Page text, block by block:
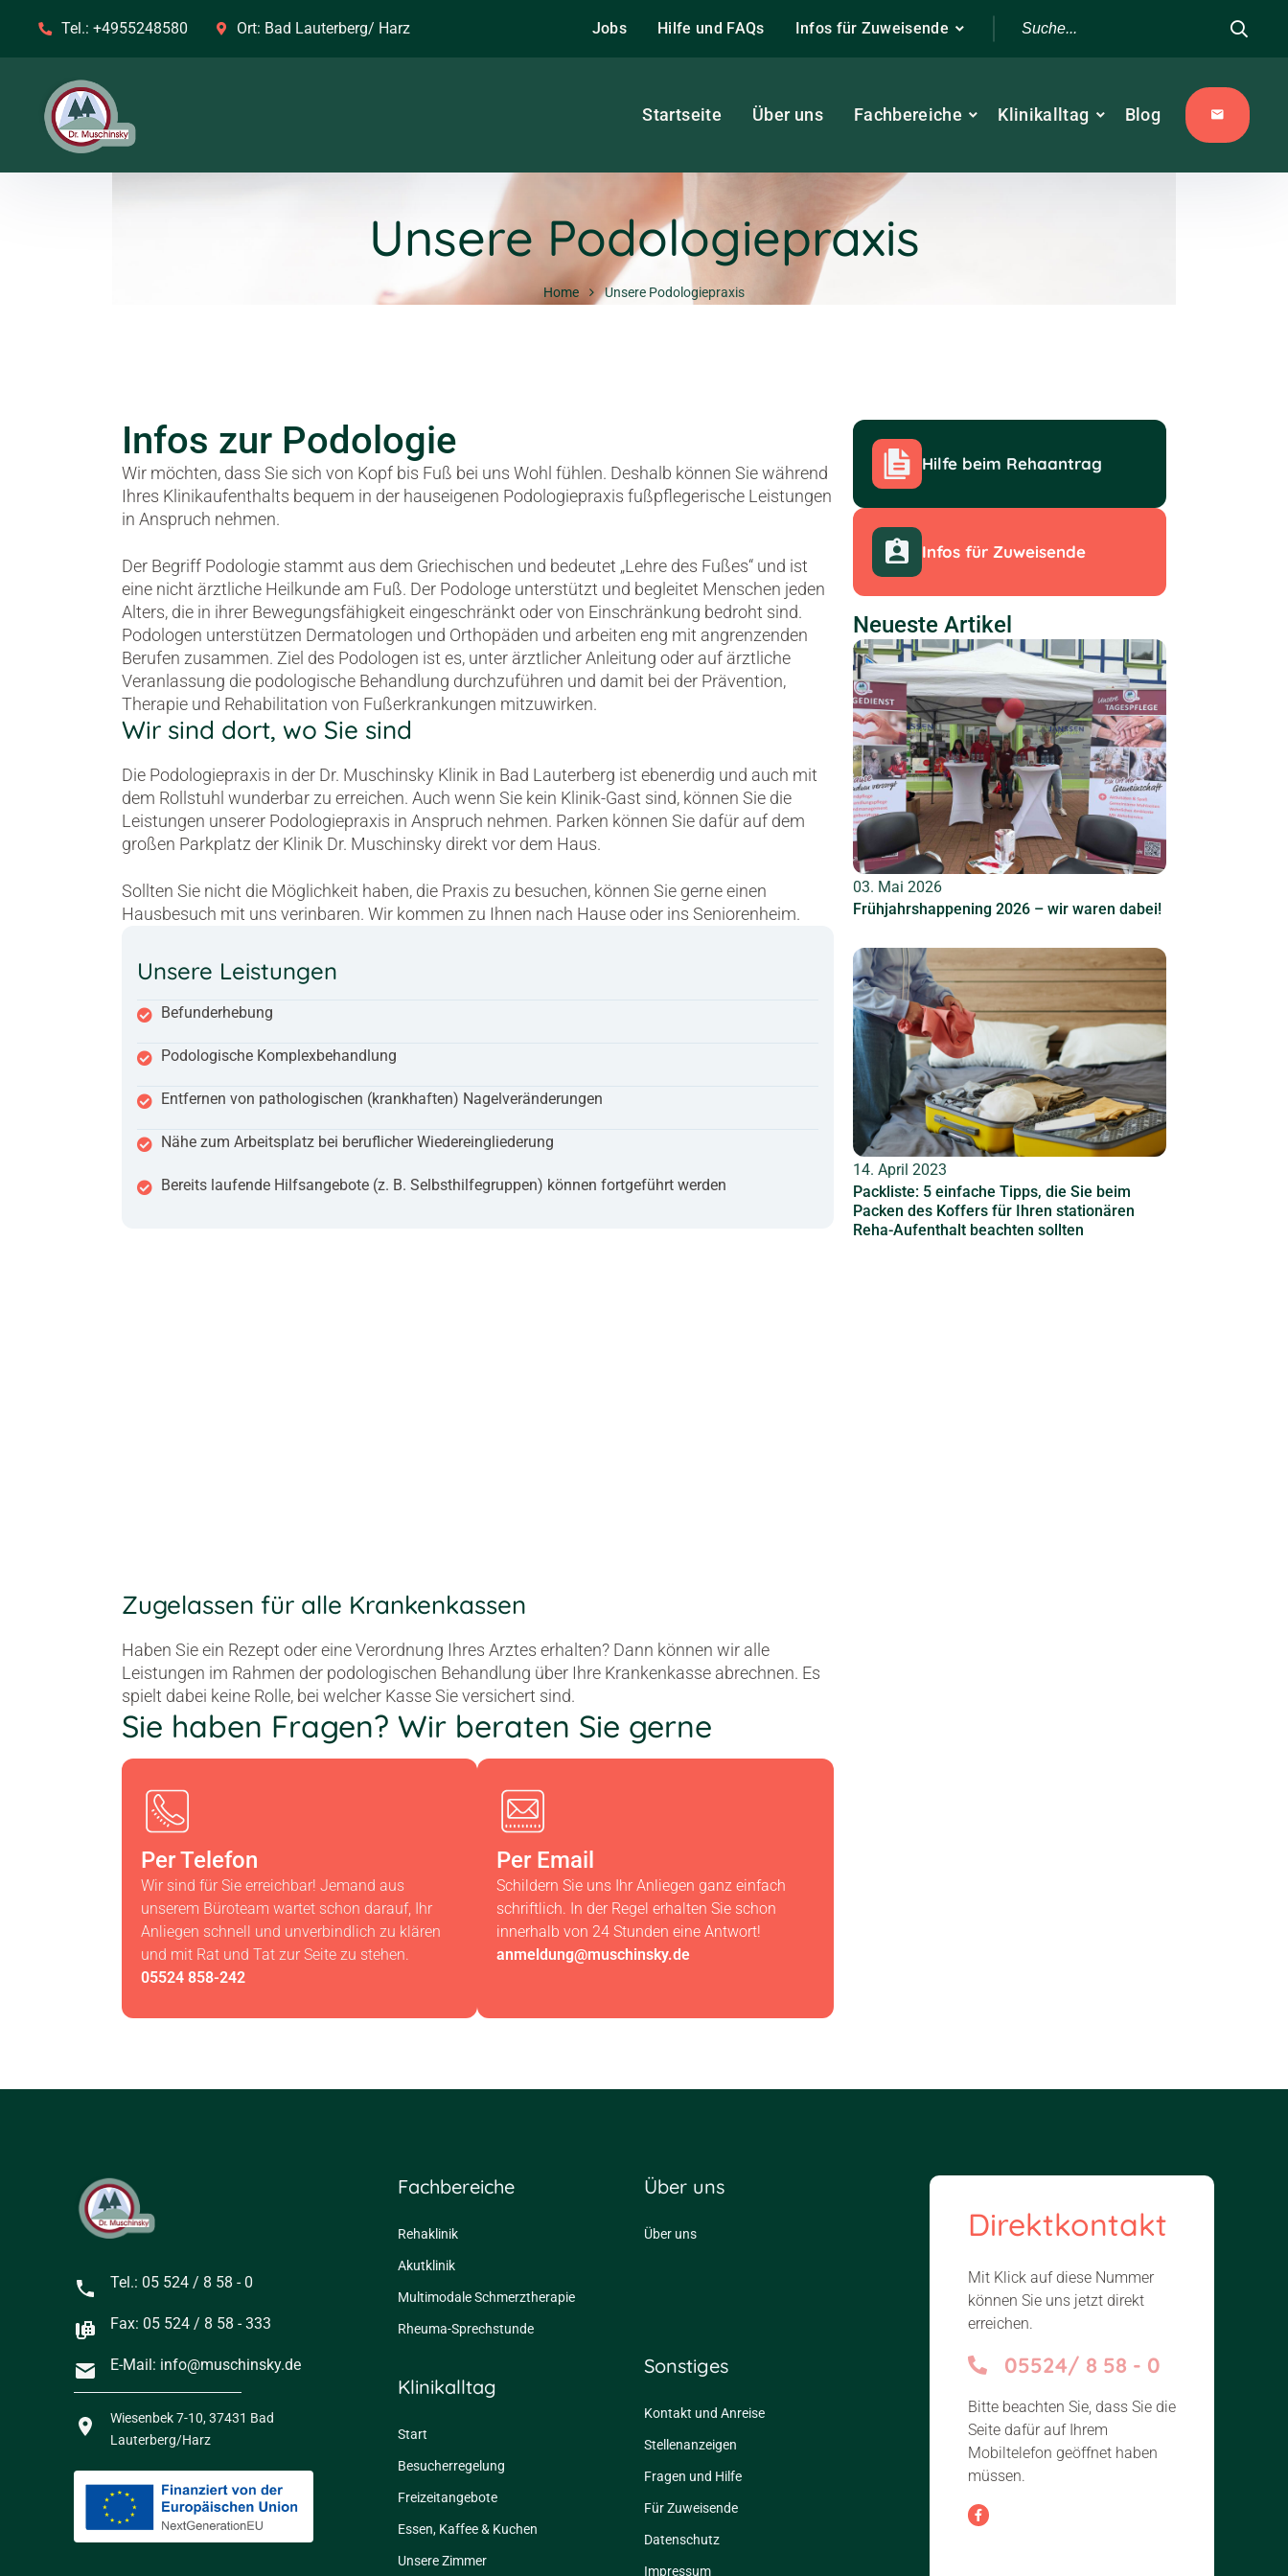
Tel.: +4955248580 Ort: Bad Lauterberg/ Harz Jobs Hilfe und FAQs Infos für Zuweisende
Startseite Über uns Fachbereiche Klinikalltag Blog
Unsere Podologiepraxis
Home Unsere Podologiepraxis
Infos zur Podologie
Wir möchten, dass Sie sich von Kopf bis Fuß bei uns Wohl fühlen. Deshalb können Sie während
Ihres Klinikaufenthalts bequem in der hauseigenen Podologiepraxis fußpflegerische Leistungen
in Anspruch nehmen.
Der Begriff Podologie stammt aus dem Griechischen und bedeutet „Lehre des Fußes“ und ist
eine nicht ärztliche Heilkunde am Fuß. Der Podologe unterstützt und begleitet Menschen jeden
Alters, die in ihrer Bewegungsfähigkeit eingeschränkt oder von Einschränkung bedroht sind.
Podologen unterstützen Dermatologen und Orthopäden und arbeiten eng mit angrenzenden
Berufen zusammen. Ziel des Podologen ist es, unter ärztlicher Anleitung oder auf ärztliche
Veranlassung die podologische Behandlung durchzuführen und damit bei der Prävention,
Therapie und Rehabilitation von Fußerkrankungen mitzuwirken.
Wir sind dort, wo Sie sind
Die Podologiepraxis in der Dr. Muschinsky Klinik in Bad Lauterberg ist ebenerdig und auch mit
dem Rollstuhl wunderbar zu erreichen. Auch wenn Sie kein Klinik-Gast sind, können Sie die
Leistungen unserer Podologiepraxis in Anspruch nehmen. Parken können Sie dafür auf dem
großen Parkplatz der Klinik Dr. Muschinsky direkt vor dem Haus.
Sollten Sie nicht die Möglichkeit haben, die Praxis zu besuchen, können Sie gerne einen
Hausbesuch mit uns verinbaren. Wir kommen zu Ihnen nach Hause oder ins Seniorenheim.
Unsere Leistungen
Befunderhebung​
Podologische Komplexbehandlung
Entfernen von pathologischen (krankhaften) Nagelveränderungen
Nähe zum Arbeitsplatz bei beruflicher Wiedereingliederung​
Bereits laufende Hilfsangebote (z. B. Selbsthilfegruppen) können fortgeführt werden​
Zugelassen für alle Krankenkassen
Haben Sie ein Rezept oder eine Verordnung Ihres Arztes erhalten? Dann können wir alle
Leistungen im Rahmen der podologischen Behandlung über Ihre Krankenkasse abrechnen. Es
spielt dabei keine Rolle, bei welcher Kasse Sie versichert sind.
Sie haben Fragen? Wir beraten Sie gerne
Per Telefon
Wir sind für Sie erreichbar! Jemand aus
unserem Büroteam wartet schon darauf, Ihr
Anliegen schnell und unverbindlich zu klären
und mit Rat und Tat zur Seite zu stehen.
05524 858-242​
Per Email
Schildern Sie uns Ihr Anliegen ganz einfach
schriftlich. In der Regel erhalten Sie schon
innerhalb von 24 Stunden eine Antwort!
anmeldung@muschinsky.de​
Hilfe beim Rehaantrag
Infos für Zuweisende
Neueste Artikel
03. Mai 2026
Frühjahrshappening 2026 – wir waren dabei!
14. April 2023
Packliste: 5 einfache Tipps, die Sie beim
Packen des Koffers für Ihren stationären
Reha-Aufenthalt beachten sollten
Tel.: 05 524 / 8 58 - 0
Fax: 05 524 / 8 58 - 333
E-Mail: info@muschinsky.de
Wiesenbek 7-10, 37431 Bad
Lauterberg/Harz
Fachbereiche
Rehaklinik
Akutklinik
Multimodale Schmerztherapie
Rheuma-Sprechstunde
Klinikalltag
Start
Besucherregelung
Freizeitangebote
Essen, Kaffee & Kuchen
Unsere Zimmer
Über uns
Über uns
Sonstiges
Kontakt und Anreise
Stellenanzeigen
Fragen und Hilfe
Für Zuweisende
Datenschutz
Impressum
Direktkontakt
Mit Klick auf diese Nummer
können Sie uns jetzt direkt
erreichen.
05524/ 8 58 - 0
Bitte beachten Sie, dass Sie die
Seite dafür auf Ihrem
Mobiltelefon geöffnet haben
müssen.